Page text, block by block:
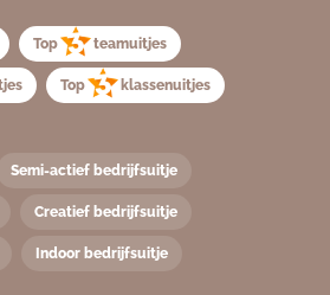
Top teamuitjes
Top klassenuitjes
Semi-actief bedrijfsuitje
Creatief bedrijfsuitje
Indoor bedrijfsuitje